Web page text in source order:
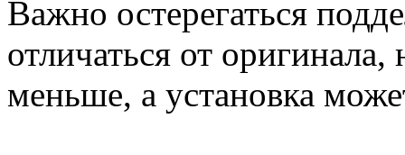
Важно остерегаться
отличаться от
меньше, а установка